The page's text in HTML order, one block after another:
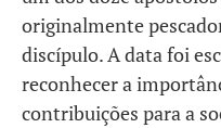
originalmente
discípulo. A data foi
reconhecer a
contribuições para a